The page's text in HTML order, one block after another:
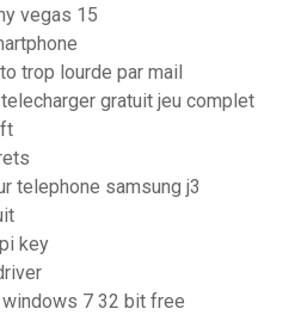
vegas 15
trop lourde par mail
gratuit jeu complet
telephone samsung j3
key
7 32 bit free